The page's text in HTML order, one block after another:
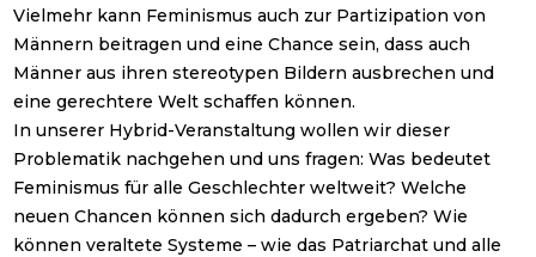
Vielmehr kann Feminismus auch zur Partizipation von
Männern beitragen und eine Chance sein, dass auch
Männer aus ihren stereotypen Bildern ausbrechen und
eine gerechtere Welt schaffen können.
In unserer Hybrid-Veranstaltung wollen wir dieser
Problematik nachgehen und uns fragen: Was bedeutet
Feminismus für alle Geschlechter weltweit? Welche
neuen Chancen können sich dadurch ergeben? Wie
können veraltete Systeme – wie das Patriarchat und alle